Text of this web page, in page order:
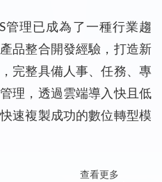
管理已成為了一種行業趨
品整合開發經驗，打造新
完整具備人事、任務、專
理，透過雲端導入快且低
速複製成功的數位轉型模
查看更多